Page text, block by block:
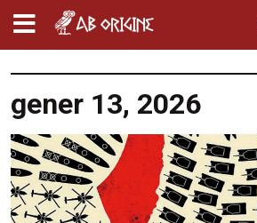
gener 13, 2026